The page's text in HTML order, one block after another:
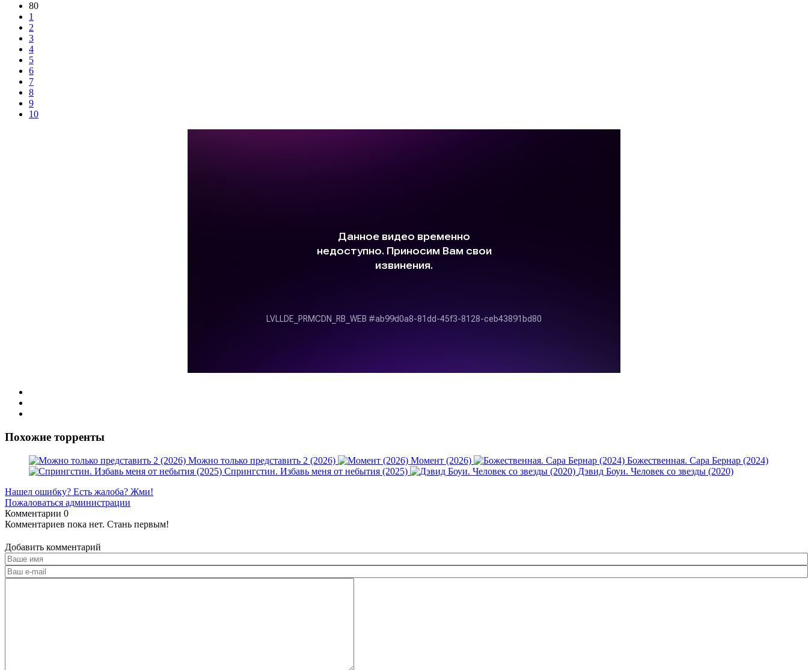
80
1
2
3
4
5
6
7
8
9
10
Похожие торренты
Можно только представить 2 (2026) Момент (2026)
Божественная. Сара Бернар (2024)
Спрингстин. Избавь меня от небытия (2025)
Дэвид Боуи. Человек со звезды (2020)
Нашел ошибку? Есть жалоба? Жми!
Пожаловаться администрации
Комментарии 0
Комментариев пока нет. Стань первым!
Добавить комментарий